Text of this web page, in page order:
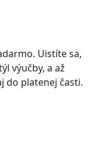
Uistíte sa,
výučby, a až
do platenej časti.